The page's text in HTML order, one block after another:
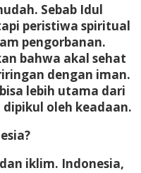
Sebab Idul
peristiwa spiritual
pengorbanan.
bahwa akal sehat
dengan iman.
lebih utama dari
oleh keadaan.
iklim. Indonesia,